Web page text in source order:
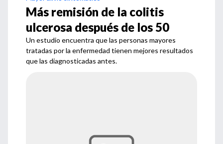
Más remisión de la colitis
ulcerosa después de los 50
Un estudio encuentra que las personas mayores
tratadas por la enfermedad tienen mejores resultados
que las diagnosticadas antes.